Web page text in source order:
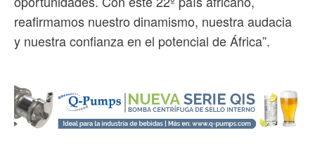
reafirmamos nuestro dinamismo, nuestra audacia
y nuestra confianza en el potencial de África”.